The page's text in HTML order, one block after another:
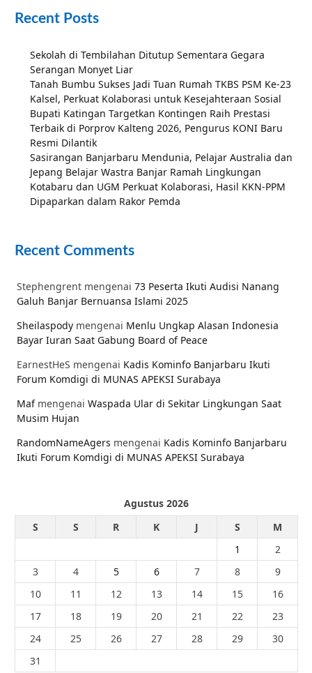
Recent Posts
Sekolah di Tembilahan Ditutup Sementara Gegara
Serangan Monyet Liar
Tanah Bumbu Sukses Jadi Tuan Rumah TKBS PSM Ke-23
Kalsel, Perkuat Kolaborasi untuk Kesejahteraan Sosial
Bupati Katingan Targetkan Kontingen Raih Prestasi
Terbaik di Porprov Kalteng 2026, Pengurus KONI Baru
Resmi Dilantik
Sasirangan Banjarbaru Mendunia, Pelajar Australia dan
Jepang Belajar Wastra Banjar Ramah Lingkungan
Kotabaru dan UGM Perkuat Kolaborasi, Hasil KKN-PPM
Dipaparkan dalam Rakor Pemda
Recent Comments
Stephengrent mengenai 73 Peserta Ikuti Audisi Nanang
Galuh Banjar Bernuansa Islami 2025
Sheilaspody mengenai Menlu Ungkap Alasan Indonesia
Bayar Iuran Saat Gabung Board of Peace
EarnestHeS mengenai Kadis Kominfo Banjarbaru Ikuti
Forum Komdigi di MUNAS APEKSI Surabaya
Mafmengenai Waspada Ular di Sekitar Lingkungan Saat
Musim Hujan
RandomNameAgers mengenai Kadis Kominfo Banjarbaru
Ikuti Forum Komdigi di MUNAS APEKSI Surabaya
Agustus 2026
S
S R K J S
M
1
2
3
4 5 6 7 8
9
10
11 12 13 14 15
16
17
18 19 20 21 22
23
24
25 26 27 28 29
30
31